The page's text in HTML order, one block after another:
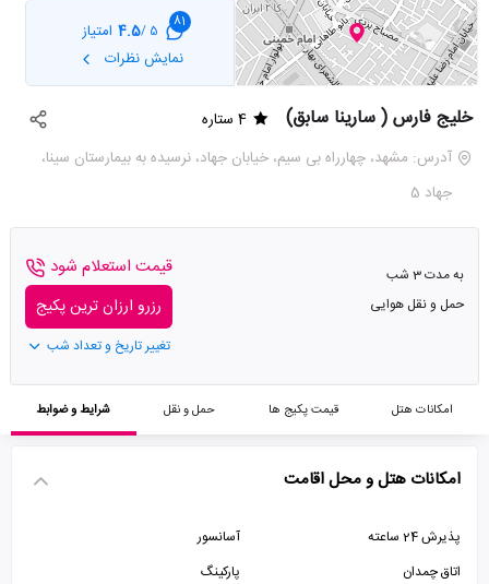
81
5 /
4.5 امتیاز
نمایش نظرات
خلیج فارس ( سارینا سابق)
4 ستاره
آدرس: مشهد، چهارراه بی سیم، خیابان جهاد، نرسیده به بیمارستان سینا،
جهاد 5
به مدت 3 شب
حمل و نقل هوایی
قیمت استعلام شود
رزرو ارزان ترین پکیج
تغییر تاریخ و تعداد شب
امکانات هتل قیمت پکیج ها حمل و نقل شرایط و ضوابط
امکانات هتل و محل اقامت
پذیرش 24 ساعته
آسانسور
اتاق چمدان
پارکینگ